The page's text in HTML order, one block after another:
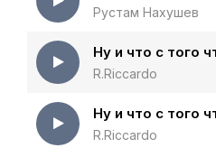
Рустам Нахушев
R.Riccardo
R.Riccardo